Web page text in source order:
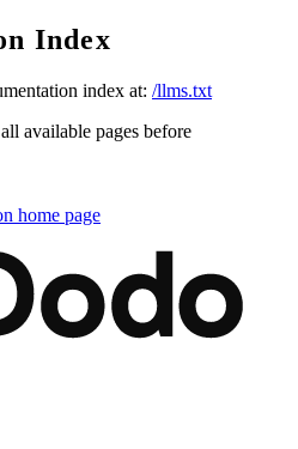
Index
index at: /llms.txt
available pages before
home page